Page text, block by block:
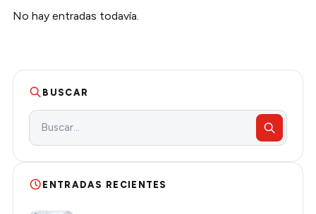
No hay entradas todavía.
BUSCAR
ENTRADAS RECIENTES